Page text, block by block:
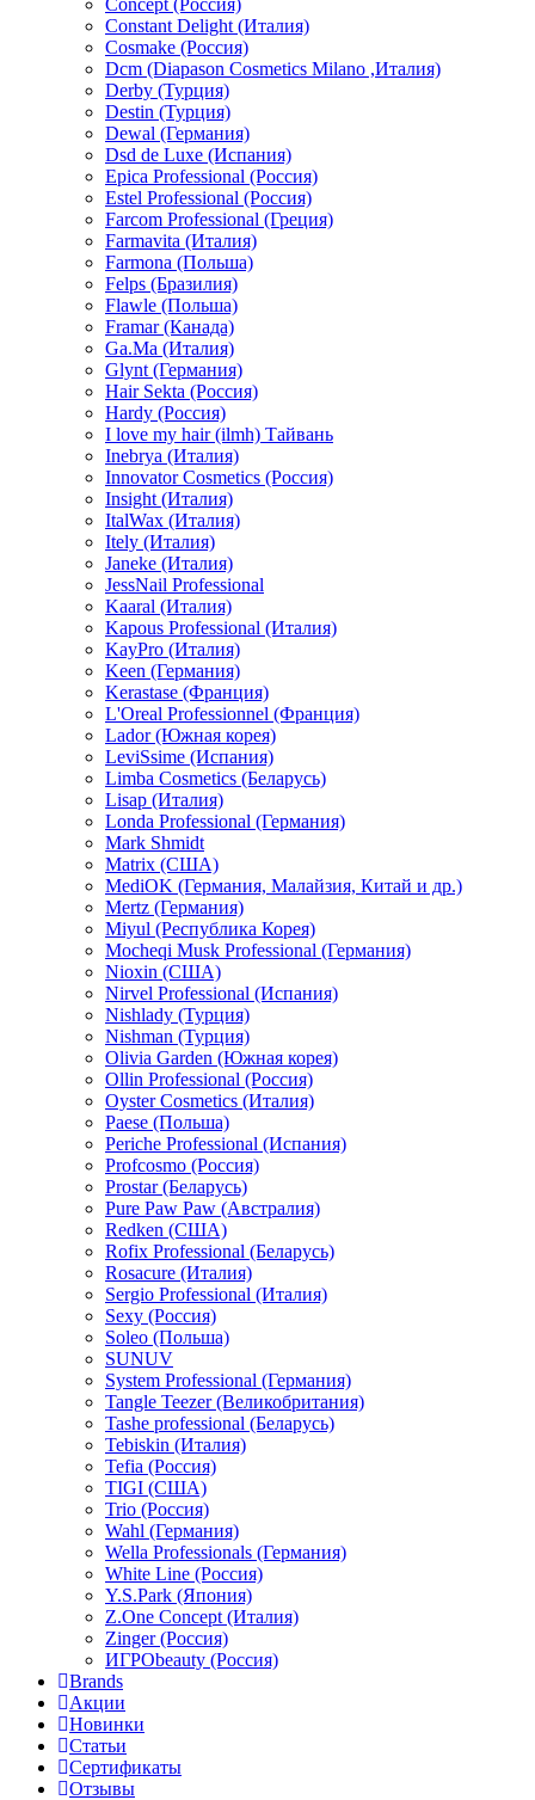
Concept (Россия)
Constant Delight (Италия)
Cosmake (Россия)
Dcm (Diapason Cosmetics Milano ,Италия)
Derby (Турция)
Destin (Турция)
Dewal (Германия)
Dsd de Luxe (Испания)
Epica Professional (Россия)
Estel Professional (Россия)
Farcom Professional (Греция)
Farmavita (Италия)
Farmona (Польша)
Felps (Бразилия)
Flawle (Польша)
Framar (Канада)
Ga.Ma (Италия)
Glynt (Германия)
Hair Sekta (Россия)
Hardy (Россия)
I love my hair (ilmh) Тайвань
Inebrya (Италия)
Innovator Cosmetics (Россия)
Insight (Италия)
ItalWax (Италия)
Itely (Италия)
Janeke (Италия)
JessNail Professional
Kaaral (Италия)
Kapous Professional (Италия)
KayPro (Италия)
Keen (Германия)
Kerastase (Франция)
L'Oreal Professionnel (Франция)
Lador (Южная корея)
LeviSsime (Испания)
Limba Cosmetics (Беларусь)
Lisap (Италия)
Londa Professional (Германия)
Mark Shmidt
Matrix (США)
MediOK (Германия, Малайзия, Китай и др.)
Mertz (Германия)
Miyul (Республика Корея)
Mocheqi Musk Professional (Германия)
Nioxin (США)
Nirvel Professional (Испания)
Nishlady (Турция)
Nishman (Турция)
Olivia Garden (Южная корея)
Ollin Professional (Россия)
Oyster Cosmetics (Италия)
Paese (Польша)
Periche Professional (Испания)
Profcosmo (Россия)
Prostar (Беларусь)
Pure Paw Paw (Австралия)
Redken (США)
Rofix Professional (Беларусь)
Rosacure (Италия)
Sergio Professional (Италия)
Sexy (Россия)
Soleo (Польша)
SUNUV
System Professional (Германия)
Tangle Teezer (Великобритания)
Tashe professional (Беларусь)
Tebiskin (Италия)
Tefia (Россия)
TIGI (США)
Trio (Россия)
Wahl (Германия)
Wella Professionals (Германия)
White Line (Россия)
Y.S.Park (Япония)
Z.One Concept (Италия)
Zinger (Россия)
ИГРОbeauty (Россия)
Brands
Акции
Новинки
Статьи
Сертификаты
Отзывы